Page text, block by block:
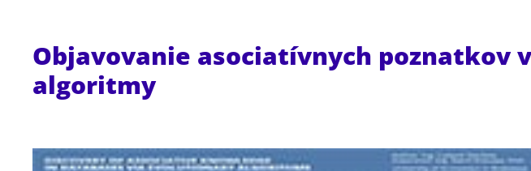
Objavovanie asociatívnych poznatkov
algoritmy